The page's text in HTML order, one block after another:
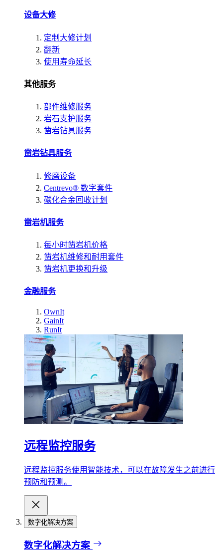
设备大修
定制大修计划
翻新
使用寿命延长
其他服务
部件维修服务
岩石支护服务
凿岩钻具服务
凿岩钻具服务
修磨设备
Centrevo® 数字套件
碳化合金回收计划
凿岩机服务
每小时凿岩机价格
凿岩机维修和耐用套件
凿岩机更换和升级
金融服务
OwnIt
GainIt
RunIt
远程监控服务
远程监控服务使用智能技术，可以在故障发生之前进行
预防和预测。
数字化解决方案
数字化解决方案